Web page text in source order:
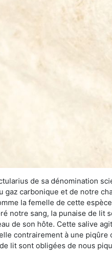
de sa dénomination
gaz carbonique et de notre
la femelle de cette
notre sang, la punaise de lit
de son hôte. Cette salive
contrairement à une piqûre
lit sont obligées de nous